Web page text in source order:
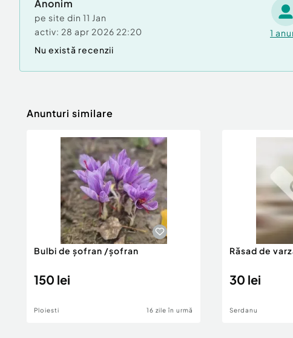
Anonim
pe site din 11 Jan
activ: 28 apr 2026 22:20 1
Nu există recenzii
Anunturi similare
Bulbi de șofran /șofran
150 lei
Ploiesti 16 zile în urmă
Răsad de
30 lei
Serdanu